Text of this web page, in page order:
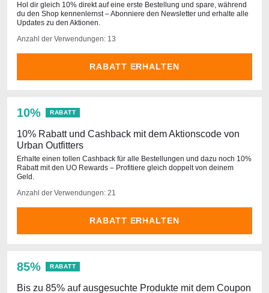
Hol dir gleich 10% direkt auf eine erste Bestellung und spare, während
du den Shop kennenlernst – Abonniere den Newsletter und erhalte alle
Updates zu den Aktionen.
Anzahl der Verwendungen: 13
RABATT ERHALTEN
10% RABATT
10% Rabatt und Cashback mit dem Aktionscode von
Urban Outfitters
Erhalte einen tollen Cashback für alle Bestellungen und dazu noch 10%
Rabatt mit den UO Rewards – Profitiere gleich doppelt von deinem
Geld.
Anzahl der Verwendungen: 21
RABATT ERHALTEN
85% RABATT
Bis zu 85% auf ausgesuchte Produkte mit dem Coupon